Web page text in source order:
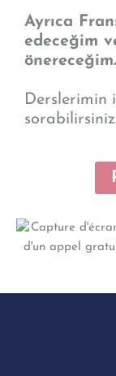
Ayrıca
edeceğim
önereceğim.
Derslerimin